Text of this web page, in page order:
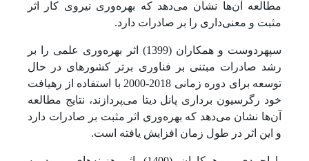
مطالعه آن‌ها نشان می‌دهد که بهره‌وری نیروی کار اثر
مثبت و معنی‌داری را بر صادرات دارد.
سپهردوست و همکاران (1399) اثر بهره‌وری علمی را بر
رشد صادرات مبتنی بر فناوری برتر کشورهای در حال
توسعه برای دوره زمانی 2018-2000 با استفاده از رهیافت
خود رگرسیون برداری پانل دیتا می‌پردازند، نتایج مطالعه
آن‌ها نشان می‌دهد که بهره‌وری اثر مثبت بر صادرات دارد
و این اثر در طول زمان افزایش یافته است.